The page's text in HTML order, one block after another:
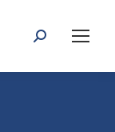
Search: